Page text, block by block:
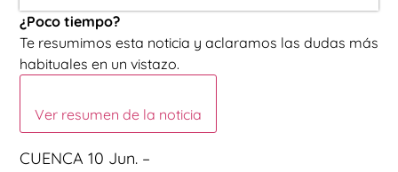
¿Poco tiempo?
Te resumimos esta noticia y aclaramos las dudas más
habituales en un vistazo.
Ver resumen de la noticia
CUENCA 10 Jun. –